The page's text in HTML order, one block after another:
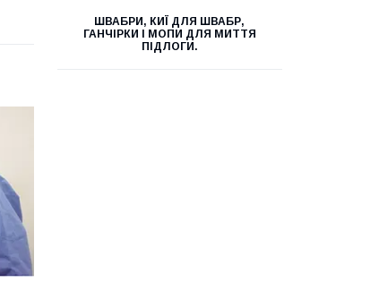
ШВАБРИ, КИЇ ДЛЯ ШВАБР,
ГАНЧІРКИ І МОПИ ДЛЯ МИТТЯ
ПІДЛОГИ.